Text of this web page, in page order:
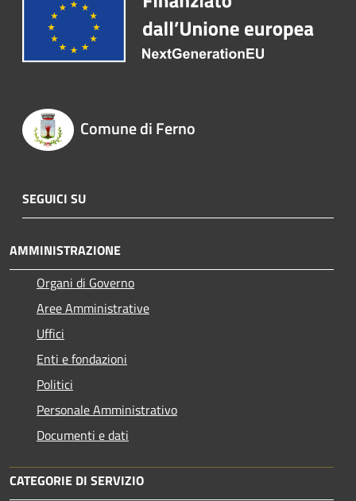
Comune di Ferno
SEGUICI SU
AMMINISTRAZIONE
Organi di Governo
Aree Amministrative
Uffici
Enti e fondazioni
Politici
Personale Amministrativo
Documenti e dati
CATEGORIE DI SERVIZIO